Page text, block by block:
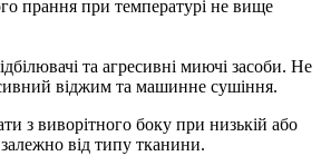
прання при температурі не вище
та агресивні миючі засоби. Не
віджим та машинне сушіння.
з виворітного боку при низькій або
від типу тканини.